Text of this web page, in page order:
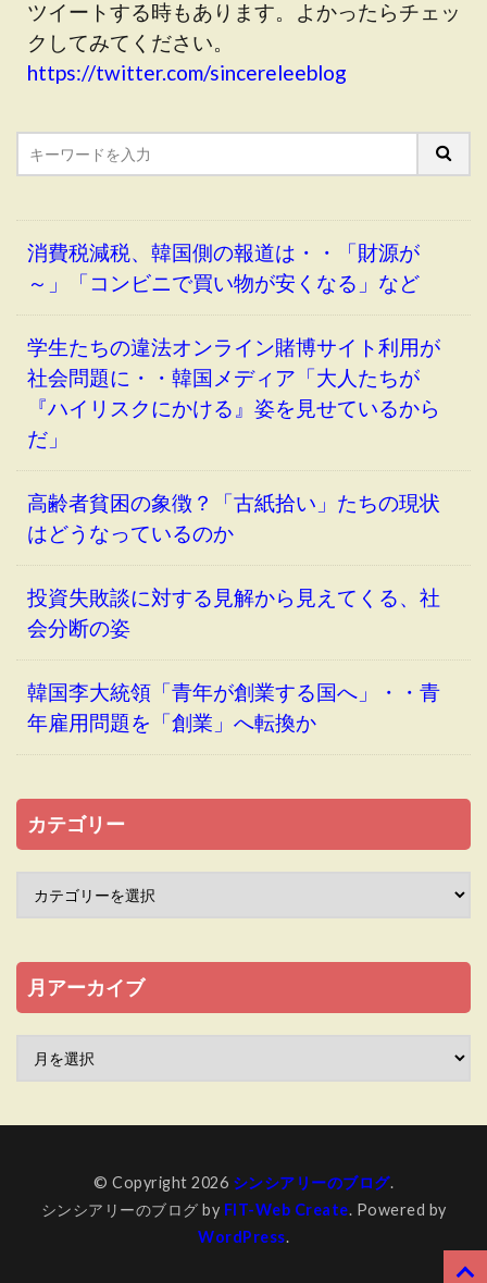
ツイートする時もあります。よかったらチェッ
クしてみてください。
https://twitter.com/sincereleeblog
消費税減税、韓国側の報道は・・「財源が
～」「コンビニで買い物が安くなる」など
学生たちの違法オンライン賭博サイト利用が
社会問題に・・韓国メディア「大人たちが
『ハイリスクにかける』姿を見せているから
だ」
高齢者貧困の象徴？「古紙拾い」たちの現状
はどうなっているのか
投資失敗談に対する見解から見えてくる、社
会分断の姿
韓国李大統領「青年が創業する国へ」・・青
年雇用問題を「創業」へ転換か
カテゴリー
月アーカイブ
© Copyright 2026 シンシアリーのブログ.
シンシアリーのブログ by FIT-Web Create. Powered by
WordPress.